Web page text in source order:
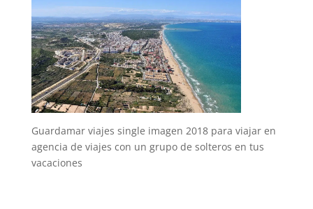
Guardamar viajes single imagen 2018 para viajar en
agencia de viajes con un grupo de solteros en tus
vacaciones